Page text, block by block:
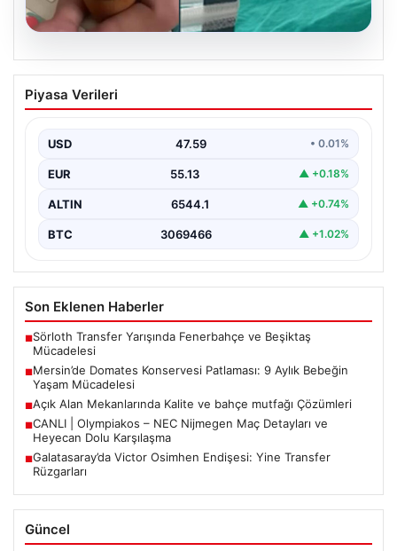
Mersin’de Domates Konservesi
Patlaması: 9 Aylık Bebeğin Yaşam
Mersin’de yaşanan korkutucu bir olay, bir bebeğin
Piyasa Verileri
USD 47.59 • 0.01%
EUR 55.13 ▲ +0.18%
ALTIN 6544.1 ▲ +0.74%
BTC 3069466 ▲ +1.02%
Son Eklenen Haberler
■Sörloth Transfer Yarışında Fenerbahçe ve Beşiktaş
Mücadelesi
■Mersin’de Domates Konservesi Patlaması: 9 Aylık Bebeğin
Yaşam Mücadelesi
■Açık Alan Mekanlarında Kalite ve bahçe mutfağı Çözümleri
■CANLI | Olympiakos – NEC Nijmegen Maç Detayları ve
Heyecan Dolu Karşılaşma
■Galatasaray’da Victor Osimhen Endişesi: Yine Transfer
Rüzgarları
Güncel